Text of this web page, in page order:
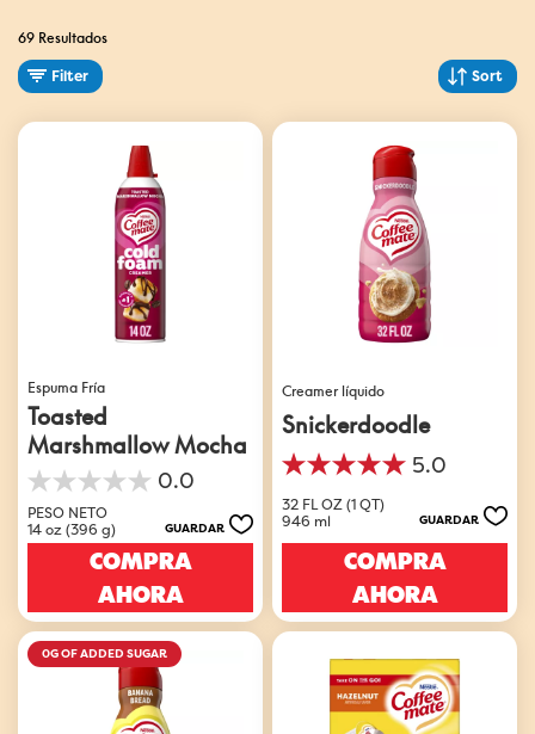
69 Resultados
Filter Sort
Espuma Fría
Toasted
Marshmallow Mocha
0.0
0.0
de
5
estrellas.
PESO NETO
14 oz (396 g)
GUARDAR
COMPRA
AHORA
Creamer líquido
Snickerdoodle
5.0
5.0
de
5
estrellas.
32 FL OZ (1 QT)
946 ml
GUARDAR
COMPRA
AHORA
0G OF ADDED SUGAR